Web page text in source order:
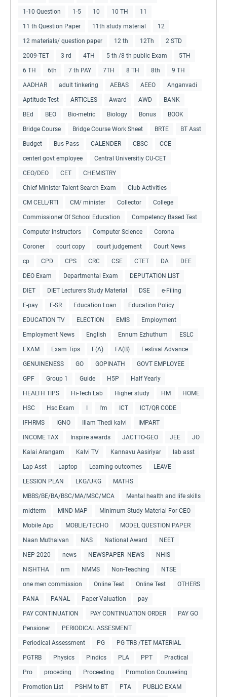
1-10 Question 1-5 10 10 TH 11
11 th Question Paper 11th study material 12
12 materials/ question paper 12 th 12Th 2 STD
2009-TET 3 rd 4TH 5 th /8 th public Exam 5TH
6 TH 6th 7 th PAY 7TH 8 TH 8th 9 TH
AADHAR adult tinkering AEBAS AEEO Anganvadi
Aptitude Test ARTICLES Award AWD BANK
BEd BEO Bio-metric Biology Bonus BOOK
Bridge Course Bridge Course Work Sheet BRTE BT Asst
Budget Bus Pass CALENDER CBSC CCE
centerl govt employee Central Universitiy CU-CET
CEO/DEO CET CHEMISTRY
Chief Minister Talent Search Exam Club Activities
CM CELL/RTI CM/ minister Collector College
Commissioner Of School Education Competency Based Test
Computer Instructors Computer Science Corona
Coroner court copy court judgement Court News
cp CPD CPS CRC CSE CTET DA DEE
DEO Exam Departmental Exam DEPUTATION LIST
DIET DIET Lecturers Study Material DSE e-Filing
E-pay E-SR Education Loan Education Policy
EDUCATION TV ELECTION EMIS Employment
Employment News English Ennum Ezhuthum ESLC
EXAM Exam Tips F(A) FA(B) Festival Advance
GENUINENESS GO GOPINATH GOVT EMPLOYEE
GPF Group 1 Guide H5P Half Yearly
HEALTH TIPS Hi-Tech Lab Higher study HM HOME
HSC Hsc Exam I'm ICT ICT/QR CODE
IFHRMS IGNO Illam Thedi kalvi IMPART
INCOME TAX Inspire awards JACTTO-GEO JEE JO
Kalai Arangam Kalvi TV Kannavu Aasiriyar lab asst
Lap Asst Laptop Learning outcomes LEAVE
LESSION PLAN LKG/UKG MATHS
MBBS/BE/BA/BSC/MA/MSC/MCA Mental health and life skills
midterm MIND MAP Minimum Study Material For CEO
Mobile App MOBLIE/TECHO MODEL QUESTION PAPER
Naan Muthalvan NAS National Award NEET
NEP-2020 news NEWSPAPER -NEWS NHIS
NISHTHA nm NMMS Non-Teaching NTSE
one men commission Online Teat Online Test OTHERS
PANA PANAL Paper Valuation pay
PAY CONTINUATION PAY CONTINUATION ORDER PAY GO
Pensioner PERIODICAL ASSESMENT
Periodical Assessment PG PG TRB /TET MATERIAL
PGTRB Physics Pindics PLA PPT Practical
Pro proceding Proceeding Promotion Counseling
Promotion List PSHM to BT PTA PUBLIC EXAM